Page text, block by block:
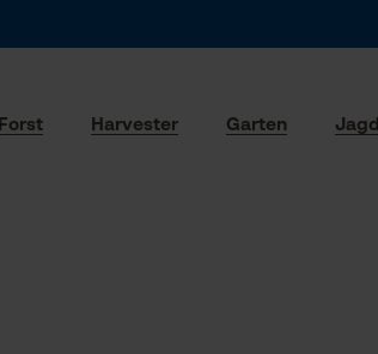
Forst Harvester Garten Jagd